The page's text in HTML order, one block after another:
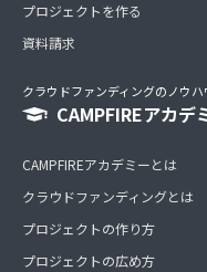
プロジェクトを作る
資料請求
クラウドファンディングのノウ
CAMPFIREアカデ
CAMPFIREアカデミーとは
クラウドファンディングとは
プロジェクトの作り方
プロジェクトの広め方